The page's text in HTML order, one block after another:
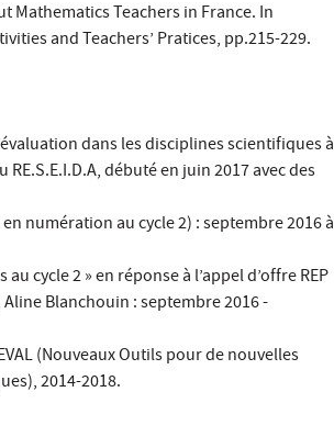
Mathematics Teachers in France. In
and Teachers’ Pratices, pp.215-229.
dans les disciplines scientifiques à
débuté en juin 2017 avec des
numération au cycle 2) : septembre 2016 à
cycle 2 » en réponse à l’appel d’offre REP
Blanchouin : septembre 2016 -
(Nouveaux Outils pour de nouvelles
2014-2018.